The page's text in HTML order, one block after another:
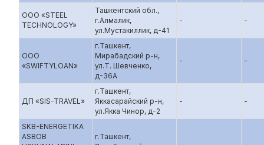
ООО «STEEL
TECHNOLOGY»
Ташкентский обл.,
г.Алмалик,
ул.Мустакиллик, д-41
- -
ООО
«SWIFTYLOAN»
г.Ташкент,
Мирабадский р-н,
ул.Т. Шевченко,
д-36А
- -
ДП «SIS-TRAVEL»
г.Ташкент,
Яккасарайский р-н,
ул.Якка Чинор, д-2
- -
SKB-ENERGETIKA
ASBOB
г.Ташкент,